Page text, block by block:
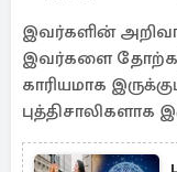
இவர்களின்
இவர்களை
காரியமாக
புத்திசாலிகளாக